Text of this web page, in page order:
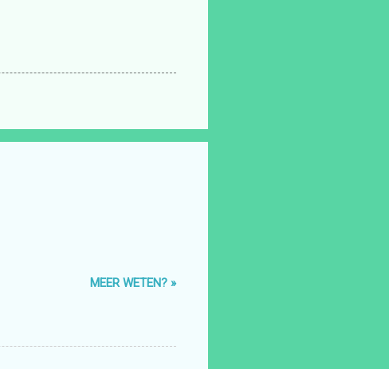
MEER WETEN? »